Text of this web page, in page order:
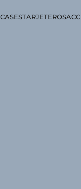
CASESTARJETEROS